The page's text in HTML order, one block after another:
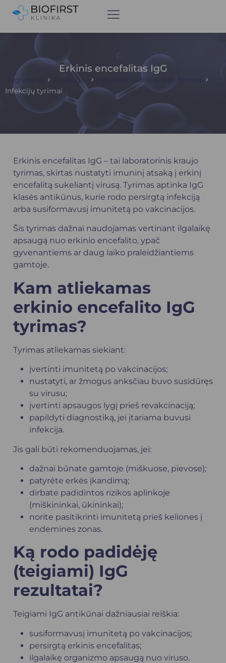
Erkinis encefalitas IgG
Pagrindinis Paslaugos
Laboratoriniai ir kraujo tyrimai
Infekcijų tyrimai
Erkinis encefalitas IgG – tai laboratorinis kraujo
tyrimas, skirtas nustatyti imuninį atsaką į erkinį
encefalitą sukeliantį virusą. Tyrimas aptinka IgG
klasės antikūnus, kurie rodo persirgtą infekciją
arba susiformavusį imunitetą po vakcinacijos.
Šis tyrimas dažnai naudojamas vertinant ilgalaikę
apsaugą nuo erkinio encefalito, ypač
gyvenantiems ar daug laiko praleidžiantiems
gamtoje.
Kam atliekamas
erkinio encefalito IgG
tyrimas?
Tyrimas atliekamas siekiant:
įvertinti imunitetą po vakcinacijos;
nustatyti, ar žmogus anksčiau buvo susidūręs
su virusu;
įvertinti apsaugos lygį prieš revakcinaciją;
papildyti diagnostiką, jei įtariama buvusi
infekcija.
Jis gali būti rekomenduojamas, jei:
dažnai būnate gamtoje (miškuose, pievose);
patyrėte erkės įkandimą;
dirbate padidintos rizikos aplinkoje
(miškininkai, ūkininkai);
norite pasitikrinti imunitetą prieš keliones į
endemines zonas.
Ką rodo padidėję
(teigiami) IgG
rezultatai?
Teigiami IgG antikūnai dažniausiai reiškia:
susiformavusį imunitetą po vakcinacijos;
persirgtą erkinis encefalitas;
ilgalaikę organizmo apsaugą nuo viruso.